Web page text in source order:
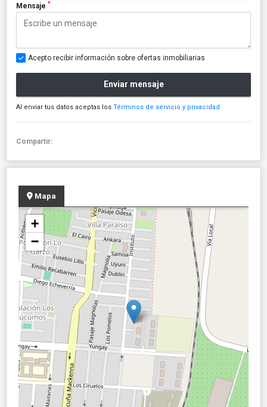
Mensaje *
Acepto recibir información sobre ofertas inmobiliarias
Enviar mensaje
Al enviar tus datos aceptas los Términos de servicio y privacidad
Compartir:
Mapa
+
−